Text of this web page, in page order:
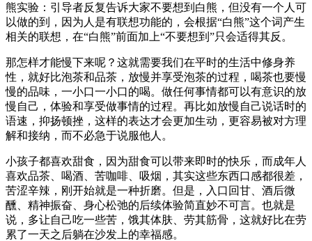
熊实验：引导者反复告诉大家不要想到白熊，但没有一个人可
以做的到，因为人是有联想功能的，会根据“白熊”这个词产生
相关的联想，在“白熊”前面加上“不要想到”只会适得其反。
那怎样才能慢下来呢？这就需要我们在平时的生活中修身养
性，就好比泡茶和品茶，放慢并享受泡茶的过程，喝茶也要慢
慢的品味，一小口一小口的喝。做任何事情都可以有意识的放
慢自己，体验和享受做事情的过程。再比如放慢自己说话时的
语速，抑扬顿挫，这样的表达才会更加生动，更容易被对方理
解和接纳，而不必急于说服他人。
小孩子都喜欢甜食，因为甜食可以带来即时的快乐，而成年人
喜欢品茶、喝酒、苦咖啡、吸烟，其实这些东西口感都很差，
苦涩辛辣，刚开始就是一种折磨。但是，入口回甘、酒后微
醺、精神振奋、身心松弛的后续体验简直妙不可言。也就是
说，多让自己吃一些苦，饿其体肤、劳其筋骨，这就好比在劳
累了一天之后躺在沙发上的幸福感。